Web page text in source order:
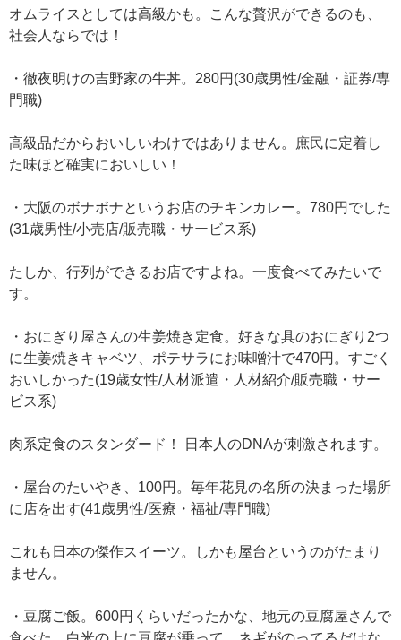
オムライスとしては高級かも。こんな贅沢ができるのも、
社会人ならでは！
・徹夜明けの吉野家の牛丼。280円(30歳男性/金融・証券/専
門職)
高級品だからおいしいわけではありません。庶民に定着し
た味ほど確実においしい！
・大阪のボナボナというお店のチキンカレー。780円でした
(31歳男性/小売店/販売職・サービス系)
たしか、行列ができるお店ですよね。一度食べてみたいで
す。
・おにぎり屋さんの生姜焼き定食。好きな具のおにぎり2つ
に生姜焼きキャベツ、ポテサラにお味噌汁で470円。すごく
おいしかった(19歳女性/人材派遣・人材紹介/販売職・サー
ビス系)
肉系定食のスタンダード！ 日本人のDNAが刺激されます。
・屋台のたいやき、100円。毎年花見の名所の決まった場所
に店を出す(41歳男性/医療・福祉/専門職)
これも日本の傑作スイーツ。しかも屋台というのがたまり
ません。
・豆腐ご飯。600円くらいだったかな、地元の豆腐屋さんで